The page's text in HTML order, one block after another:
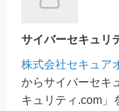
サイバーセキュリ
株式会社セキュア
からサイバーセキ
キュリティ.com」